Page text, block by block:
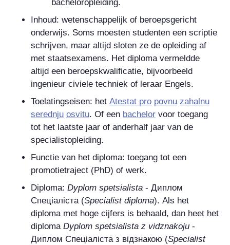
bacheloropleiding.
Inhoud: wetenschappelijk of beroepsgericht
onderwijs. Soms moesten studenten een scriptie
schrijven, maar altijd sloten ze de opleiding af
met staatsexamens. Het diploma vermeldde
altijd een beroepskwalificatie, bijvoorbeeld
ingenieur civiele techniek of leraar Engels.
Toelatingseisen: het Atestat pro povnu zahalnu
serednju osvitu. Of een bachelor voor toegang
tot het laatste jaar of anderhalf jaar van de
specialistopleiding.
Functie van het diploma: toegang tot een
promotietraject (PhD) of werk.
Diploma: Dyplom spetsialista - Диплом
Спеціаліста(Specialist diploma). Als het
diploma met hoge cijfers is behaald, dan heet het
diploma Dyplom spetsialista z vidznakoju -
Диплом Спеціаліста з вiдзнакою (Specialist